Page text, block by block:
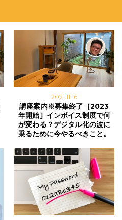
2021.11.16
講座案内※募集終了［2023
年開始］インボイス制度で何
が変わる？デジタル化の波に
乗るために今やるべきこと。